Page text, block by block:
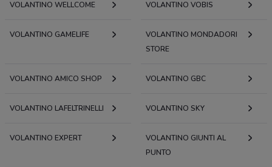
VOLANTINO WELLCOME VOLANTINO VOBIS
VOLANTINO GAMELIFE
VOLANTINO MONDADORI
STORE
VOLANTINO AMICO SHOP VOLANTINO GBC
VOLANTINO LAFELTRINELLI VOLANTINO SKY
VOLANTINO EXPERT
VOLANTINO GIUNTI AL
PUNTO